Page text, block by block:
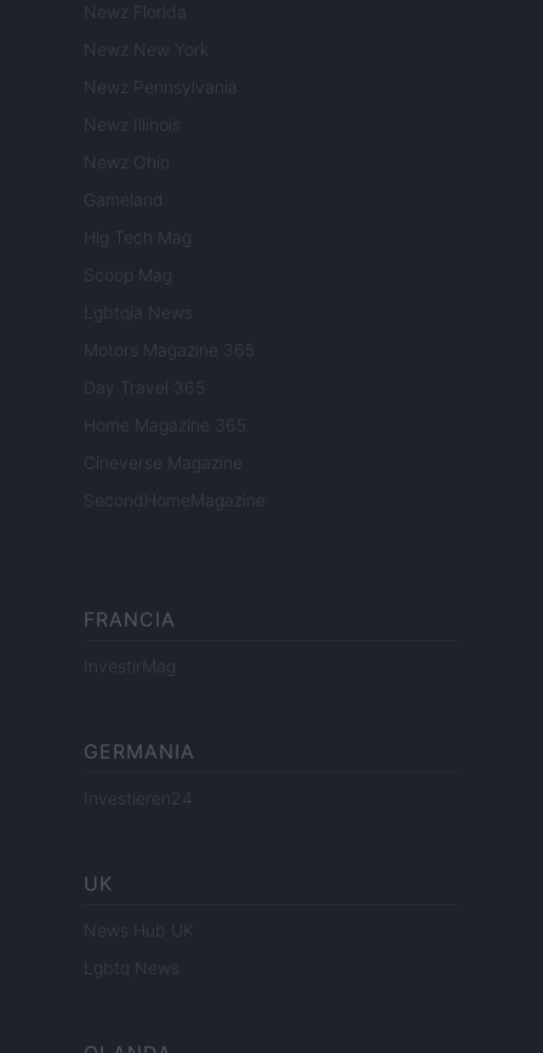
Newz Florida
Newz New York
Newz Pennsylvania
Newz Illinois
Newz Ohio
Gameland
Hig Tech Mag
Scoop Mag
Lgbtqia News
Motors Magazine 365
Day Travel 365
Home Magazine 365
Cineverse Magazine
SecondHomeMagazine
FRANCIA
InvestirMag
GERMANIA
Investieren24
UK
News Hub UK
Lgbtq News